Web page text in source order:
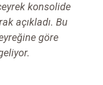
konsolide
açıkladı. Bu
göre